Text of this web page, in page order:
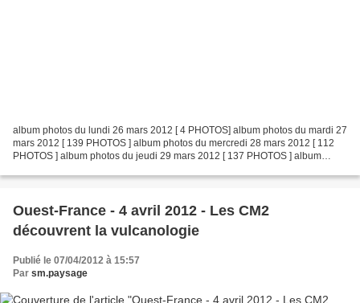
album photos du lundi 26 mars 2012 [ 4 PHOTOS] album photos du mardi 27
mars 2012 [ 139 PHOTOS ] album photos du mercredi 28 mars 2012 [ 112
PHOTOS ] album photos du jeudi 29 mars 2012 [ 137 PHOTOS ] album
Ouest-France - 4 avril 2012 - Les CM2
découvrent la vulcanologie
Publié le 07/04/2012 à 15:57
Par sm.paysage